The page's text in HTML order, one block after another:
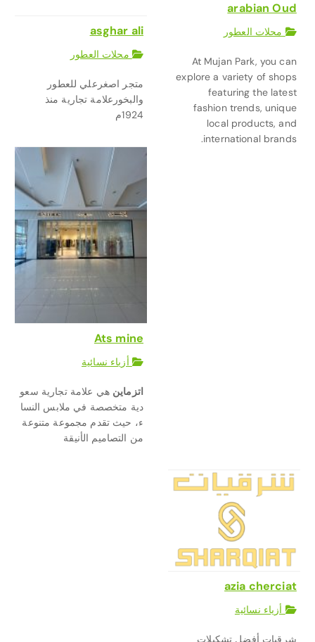
arabian Oud
محلات العطور
At Mujan Park, you can
explore a variety of shops
featuring the latest
fashion trends, unique
local products, and
international brands.
asghar ali
محلات العطور
متجر اصغرعلي للعطور
والبخورعلامة تجارية منذ
1924م
Ats mine
أزياء نسائية
اتزماين هي علامةتجارية سعو
دية متخصصة في ملابس النسا
ء، حيثتقدم مجموعة متنوعة
من التصاميم الأنيقة
azia cherciat
أزياء نسائية
شرقيات أفضل تشكيلات